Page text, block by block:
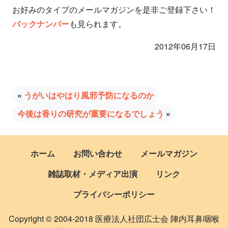
お好みのタイプのメールマガジンを是非ご登録下さい！
バックナンバーも見られます。
2012年06月17日
« うがいはやはり風邪予防になるのか
今後は香りの研究が重要になるでしょう »
ホーム お問い合わせ
メールマガジン
雑誌取材・メディア出演
リンク
プライバシーポリシー
Copyright © 2004-2018 医療法人社団広士会 陣内耳鼻咽喉